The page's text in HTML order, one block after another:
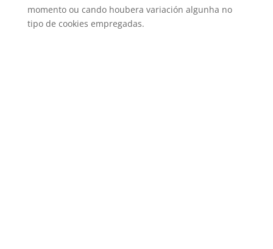
momento ou cando houbera variación algunha no
tipo de cookies empregadas.